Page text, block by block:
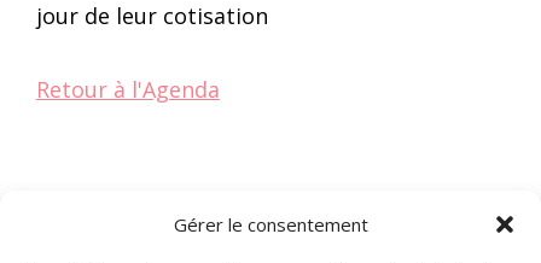
Gérer le consentement
jour de leur cotisation
Retour à l'Agenda